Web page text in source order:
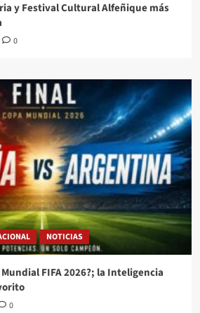
y Festival Cultural Alfeñique más
0
NOTICIAS
FIFA 2026?; la Inteligencia
0